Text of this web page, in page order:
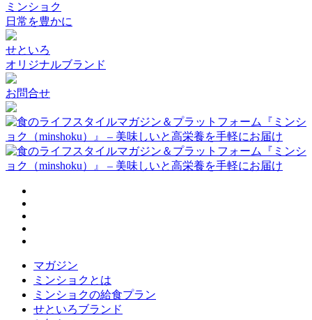
ミンショク
日常を豊かに
せといろ
オリジナルブランド
お問合せ
マガジン
ミンショクとは
ミンショクの給食プラン
せといろブランド